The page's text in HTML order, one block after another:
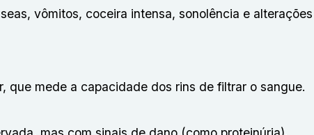
vômitos, coceira intensa, sonolência e alterações
mede a capacidade dos rins de filtrar o sangue.